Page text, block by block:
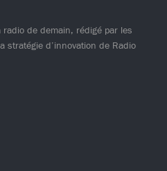
de demain, rédigé par les
stratégie d’innovation de Radio